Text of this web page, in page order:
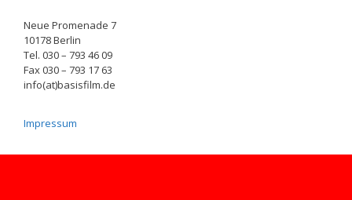
Neue Promenade 7
10178 Berlin
Tel. 030 – 793 46 09
Fax 030 – 793 17 63
info(at)basisfilm.de
Impressum